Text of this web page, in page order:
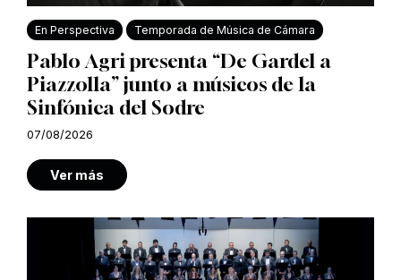
En Perspectiva Temporada de Música de Cámara
Pablo Agri presenta “De Gardel a
Piazzolla” junto a músicos de la
Sinfónica del Sodre
07/08/2026
Ver más